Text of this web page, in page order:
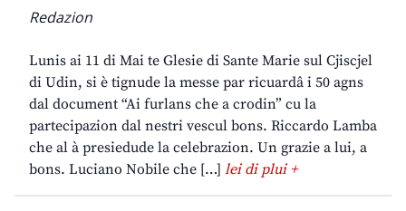
Redazion
Lunis ai 11 di Mai te Glesie di Sante Marie sul Cjiscjel
di Udin, si è tignude la messe par ricuardâ i 50 agns
dal document “Ai furlans che a crodin” cu la
partecipazion dal nestri vescul bons. Riccardo Lamba
che al à presiedude la celebrazion. Un grazie a lui, a
bons. Luciano Nobile che […] lei di plui +